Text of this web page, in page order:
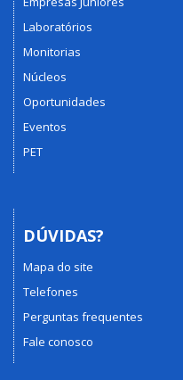
Laboratórios
Monitorias
Núcleos
Oportunidades
Eventos
PET
DÚVIDAS?
Mapa do site
Telefones
Perguntas frequentes
Fale conosco